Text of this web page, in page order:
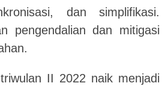
dan simplifikasi.
pengendalian dan mitigasi
II 2022 naik menjadi